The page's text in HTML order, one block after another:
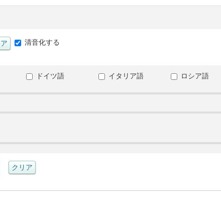
清音化する
ドイツ語 イタリア語
ロシア語